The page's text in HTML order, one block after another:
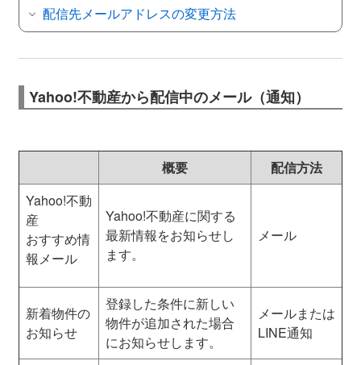
配信先メールアドレスの変更方法
Yahoo!不動産から配信中のメール（通知）
概要
配信方法
Yahoo!不動
産
おすすめ情
報メール
Yahoo!不動産に関する
最新情報をお知らせし
ます。
メール
新着物件の
お知らせ
登録した条件に新しい
物件が追加された場合
にお知らせします。
メールまたは
LINE通知